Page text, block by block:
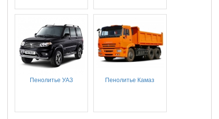
Пенолитье УАЗ Пенолитье Камаз